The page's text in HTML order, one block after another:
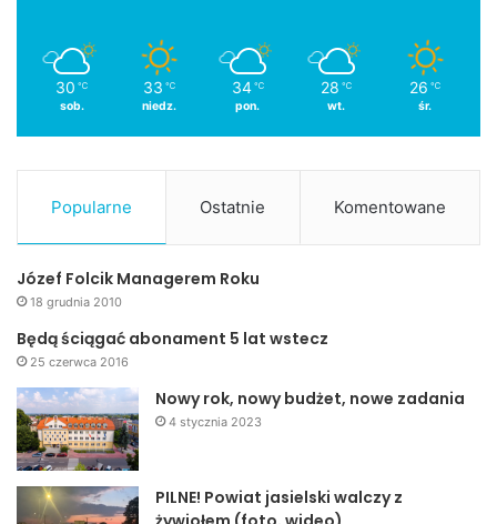
30 ℃
sob.
33 ℃
niedz.
34 ℃
pon.
28 ℃
wt.
26 ℃
śr.
Popularne Ostatnie Komentowane
Józef Folcik Managerem Roku
18 grudnia 2010
Będą ściągać abonament 5 lat wstecz
25 czerwca 2016
Nowy rok, nowy budżet, nowe zadania
4 stycznia 2023
PILNE! Powiat jasielski walczy z